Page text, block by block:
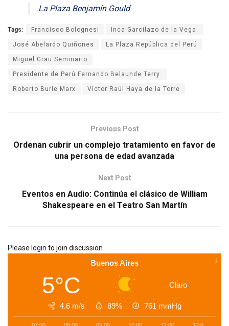
La Plaza Benjamín Gould
Tags: Francisco Bolognesi Inca Garcilazo de la Vega.
José Abelardo Quiñones La Plaza República del Perú
Miguel Grau Seminario
Presidente de Perú Fernando Belaunde Terry.
Roberto Burle Marx Víctor Raúl Haya de la Torre
Previous Post
Ordenan cubrir un complejo tratamiento en favor de
una persona de edad avanzada
Next Post
Eventos en Audio: Continúa el clásico de William
Shakespeare en el Teatro San Martín
Please login to join discussion
Buenos Aires
5°C Claro
4.6 m/s 89% 761 mmHg